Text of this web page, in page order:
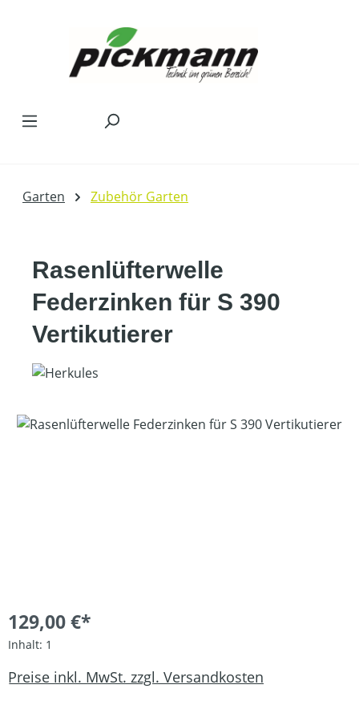
Garten Zubehör Garten
Rasenlüfterwelle
Federzinken für S 390
Vertikutierer
Bildergalerie überspringen
129,00 €*
Inhalt: 1
Preise inkl. MwSt. zzgl. Versandkosten